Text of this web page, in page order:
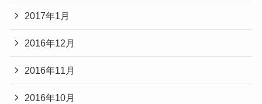
2017年1月
2016年12月
2016年11月
2016年10月